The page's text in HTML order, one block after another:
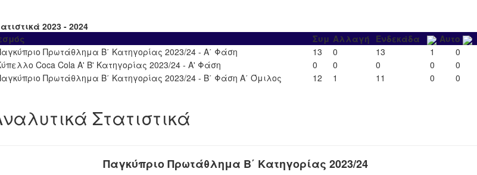
2023 - 2024
Συμ Αλλαγή Ενδεκάδα Αυτο
Πρωτάθλημα Β΄ Κατηγορίας 2023/24 - Α΄ Φάση
13 0 13 1 0
Coca Cola Α' Β' Κατηγορίας 2023/24 - Α' Φάση
0 0 0 0 0
Πρωτάθλημα Β΄ Κατηγορίας 2023/24 - Β΄ Φάση Α΄ Όμιλος
12 1 11 0 0
Στατιστικά
Παγκύπριο Πρωτάθλημα Β΄ Κατηγορίας 2023/24